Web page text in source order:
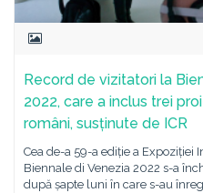
Record de vizitatori la
2022, care a inclus trei
români, susținute de ICR
Cea de-a 59-a ediție a Expoziției
Biennale di Venezia 2022 s-a
după șapte luni în care s-au